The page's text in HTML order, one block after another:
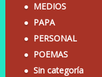
MEDIOS
PAPA
PERSONAL
POEMAS
Sin categoría